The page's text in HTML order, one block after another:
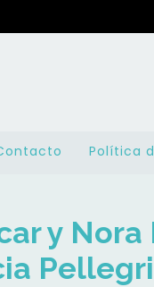
Política
y